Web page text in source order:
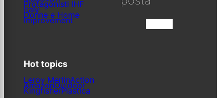
Protagonisti IHF
Italy
Donne e Home
Improvement
Hot topics
Leroy MerlinAction
AmazonOutdoor
KingfisherPlastica